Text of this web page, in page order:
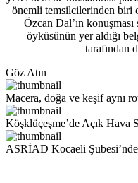
önemli temsilcilerinden biri
Özcan Dal’ın konuşması
öyküsünün yer aldığı
tarafından
Göz Atın
Macera, doğa ve keşif aynı
Köşklüçeşme’de Açık Hava
ASRİAD Kocaeli